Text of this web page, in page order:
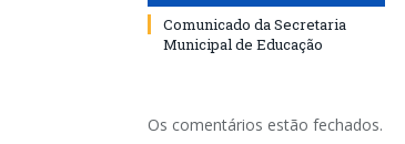
Comunicado da Secretaria
Municipal de Educação
Os comentários estão fechados.